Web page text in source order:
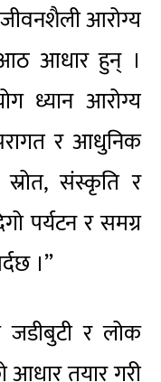
जीवनशैली आरोग्य
आधार हुन् ।
ध्यान आरोग्य
र आधुनिक
स्रोत, संस्कृति र
पर्यटन र समग्र
।”
जडीबुटी र लोक